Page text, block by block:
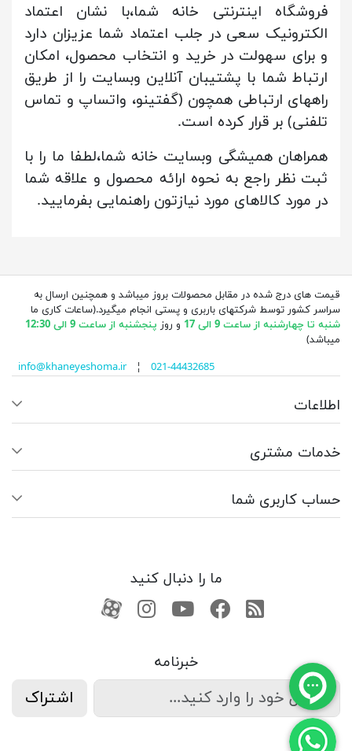
فروشگاه اینترنتی خانه شما،با نشان اعتماد
الکترونیک سعی در جلب اعتماد شما عزیزان دارد
و برای سهولت در خرید و انتخاب محصول، امکان
ارتباط شما با پشتیبان آنلاین وبسایت را از طریق
راههای ارتباطی همچون (گفتینو، واتساپ و تماس
تلفنی) بر قرار کرده است.
همراهان همیشگی وبسایت خانه شما،لطفا ما را با
ثبت نظر راجع به نحوه ارائه محصول و علاقه شما
در مورد کالاهای مورد نیازتون راهنمایی بفرمایید.
قیمت های درج شده در مقابل محصولات بروز میباشد و همچنین ارسال به
سراسر کشور توسط شرکتهای باربری و پستی انجام میگیرد.(ساعات کاری ما
شنبه تا چهارشنبه از ساعت 9 الی 17
و روز پنجشنبه از ساعت 9 الی 12:30
میباشد)
info@khaneyeshoma.ir¦ 021-44432685
اطلاعات
خدمات مشتری
حساب کاربری شما
ما را دنبال کنید
RSSفیسبوکیوتیوبکانال آپارات
کانال آپارات
خبرنامه
اشتراک